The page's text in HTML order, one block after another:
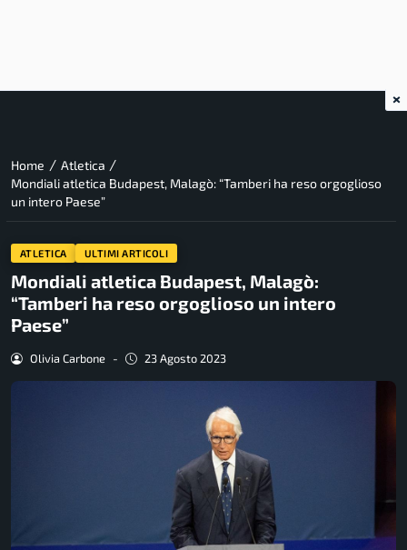
Home / Atletica /
Mondiali atletica Budapest, Malagò: “Tamberi ha reso orgoglioso
un intero Paese”
ATLETICA ULTIMI ARTICOLI
Mondiali atletica Budapest, Malagò:
“Tamberi ha reso orgoglioso un intero
Paese”
Olivia Carbone - 23 Agosto 2023
×